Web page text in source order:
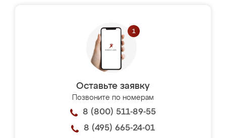
Оставьте заявку
Позвоните по номерам
8 (800) 511-89-55
8 (495) 665-24-01